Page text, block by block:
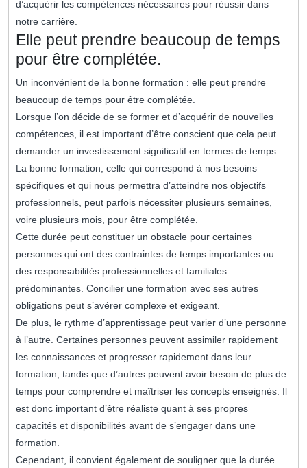
d’acquérir les compétences nécessaires pour réussir dans
notre carrière.
Elle peut prendre beaucoup de temps
pour être complétée.
Un inconvénient de la bonne formation : elle peut prendre
beaucoup de temps pour être complétée.
Lorsque l’on décide de se former et d’acquérir de nouvelles
compétences, il est important d’être conscient que cela peut
demander un investissement significatif en termes de temps.
La bonne formation, celle qui correspond à nos besoins
spécifiques et qui nous permettra d’atteindre nos objectifs
professionnels, peut parfois nécessiter plusieurs semaines,
voire plusieurs mois, pour être complétée.
Cette durée peut constituer un obstacle pour certaines
personnes qui ont des contraintes de temps importantes ou
des responsabilités professionnelles et familiales
prédominantes. Concilier une formation avec ses autres
obligations peut s’avérer complexe et exigeant.
De plus, le rythme d’apprentissage peut varier d’une personne
à l’autre. Certaines personnes peuvent assimiler rapidement
les connaissances et progresser rapidement dans leur
formation, tandis que d’autres peuvent avoir besoin de plus de
temps pour comprendre et maîtriser les concepts enseignés. Il
est donc important d’être réaliste quant à ses propres
capacités et disponibilités avant de s’engager dans une
formation.
Cependant, il convient également de souligner que la durée